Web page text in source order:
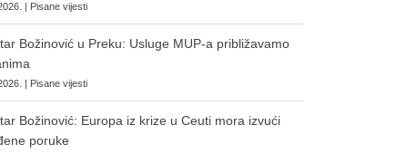
| Pisane vijesti
Božinović u Preku: Usluge MUP-a približavamo
| Pisane vijesti
Božinović: Europa iz krize u Ceuti mora izvući
poruke